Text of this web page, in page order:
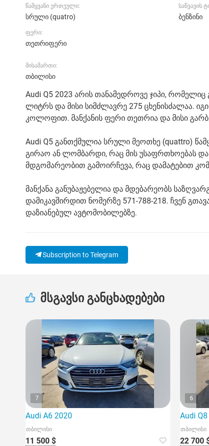
წამყვანი ერთეული:
სრული (quatro)
საწვავის
ბენზინი
ფერი:
თეთრიფერი
მისამართი:
თბილისი
Audi Q5 2023 არის თანამედროვე ჯიპი,
ლიტრს და მისი სიმძლავრე 275 ცხენისძალაა.
კოლოფით. მანქანის ფერი თეთრია და მისი
Audi Q5 განთქმულია სრული მეოთხე (quattro)
გირაო ან ლომბარდი, რაც მის უსაფრთხოებას
მდგომარეობით გამოირჩევა, რაც დამატებით
მანქანა განუბაჟებელია და მდებარეობს
დამიკავშირდით ნომერზე 571-788-218. ჩვენ
დაზიანებულ ავტომობილებზე.
Subscription to Telegram
მსგავსი განცხადებები
7
Audi A6 2020
თბილისი
11 500 $
6
Audi Q8
თბილისი
22 700